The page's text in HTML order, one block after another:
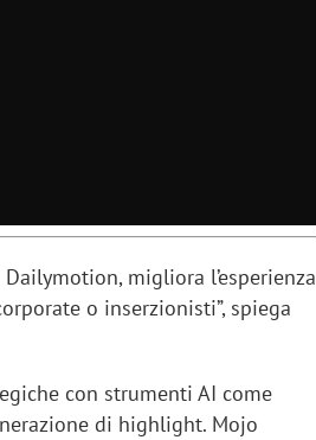
migliora l’esperienza
o inserzionisti”, spiega
con strumenti AI come
di highlight. Mojo